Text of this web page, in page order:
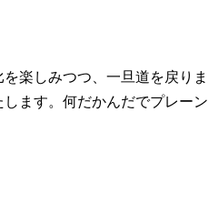
楽しみつつ、一旦道を戻りま
ます。何だかんだでプレーン